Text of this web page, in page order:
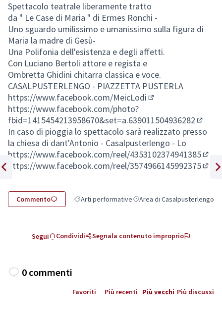
(Collegamento esterno)
Spettacolo teatrale liberamente tratto
da " Le Case di Maria " di Ermes Ronchi -
Uno sguardo umilissimo e umanissimo sulla figura di
Maria la madre di Gesù-
Una Polifonia dell'esistenza e degli affetti.
Con Luciano Bertoli attore e regista e
Ombretta Ghidini chitarra classica e voce.
CASALPUSTERLENGO - PIAZZETTA PUSTERLA
https://www.facebook.com/MeicLodi
https://www.facebook.com/photo?
fbid=1415454213958670&set=a.639011504936282
In caso di pioggia lo spettacolo sarà realizzato presso
la chiesa di dant'Antonio - Casalpusterlengo - Lo
https://www.facebook.com/reel/4353102374941385
https://www.facebook.com/reel/3574966145992375
Commento Filtra i risultati per categoria: Arti performative
Arti performativeFiltra i risultati per l'ambito:
Area di Casalpusterlengo
Segui Condividi Segnala contenuto improprio
0 commenti
Favoriti Più recenti Più vecchi Più discussi